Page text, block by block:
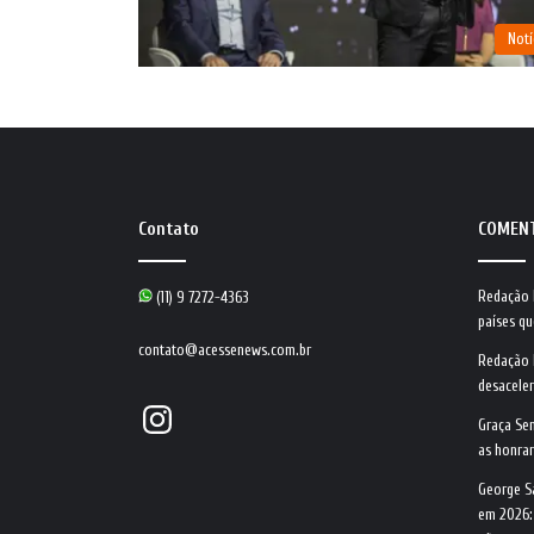
Contato
(11) 9 7272-4363
contato@acessenews.com.br
Instagram
Redação
países
Redação
Graça
as
George
em